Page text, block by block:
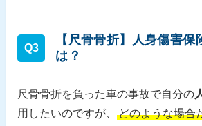
Q3
【尺骨骨折】人身傷害保
は？
尺骨骨折を負った車の事故で自分の
用したいのですが、どのような場合